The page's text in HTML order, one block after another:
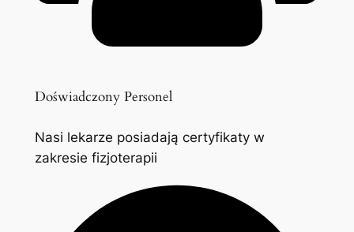
Doświadczony Personel
Nasi lekarze posiadają certyfikaty w
zakresie fizjoterapii